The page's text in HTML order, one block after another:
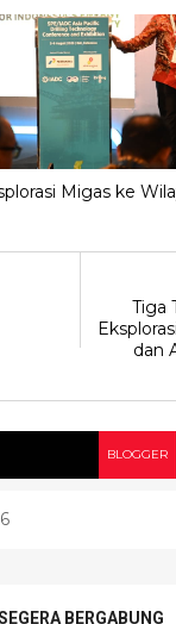
Migas ke
Tiga
dan
BLOGGER
BERGABUNG